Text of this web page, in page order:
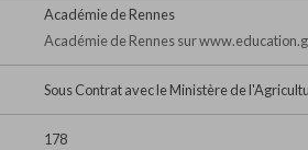
Académie de Rennes
Académie de Rennes sur
Sous Contrat avec le Ministère de
178